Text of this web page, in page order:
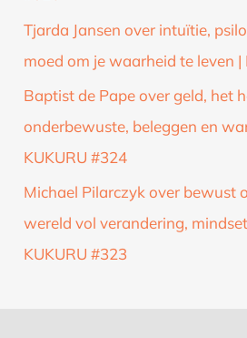
Tjarda Jansen over intuïtie,
moed om je waarheid te leven |
Baptist de Pape over geld, het
onderbewuste, beleggen en
KUKURU #324
Michael Pilarczyk over bewust
wereld vol verandering,
KUKURU #323